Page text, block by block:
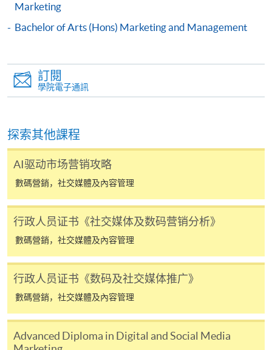
-短期課程
個別學歷頒授課程
報讀同一學歷頒授課程內其他單元
程設有此服務，課程負責人會通知學員有關程序。
網上支付可通過「繳費靈」(PPS) (不適用於手機)、
VISA 或 Mastercard、「微信支付」(Online WeChat
繳付學費。
親身報名/郵遞
報讀新課程
凡以「先到先得」為取錄方式的課程，請填妥
Marketing
Bachelor of Arts (Hons) Marketing and Management
訂閱
學院電子通訊
探索其他課程
AI驱动市场营销攻略
數碼營銷，社交媒體及內容管理
行政人员证书《社交媒体及数码营销分析》
數碼營銷，社交媒體及內容管理
行政人员证书《数码及社交媒体推广》
數碼營銷，社交媒體及內容管理
Advanced Diploma in Digital and Social Media